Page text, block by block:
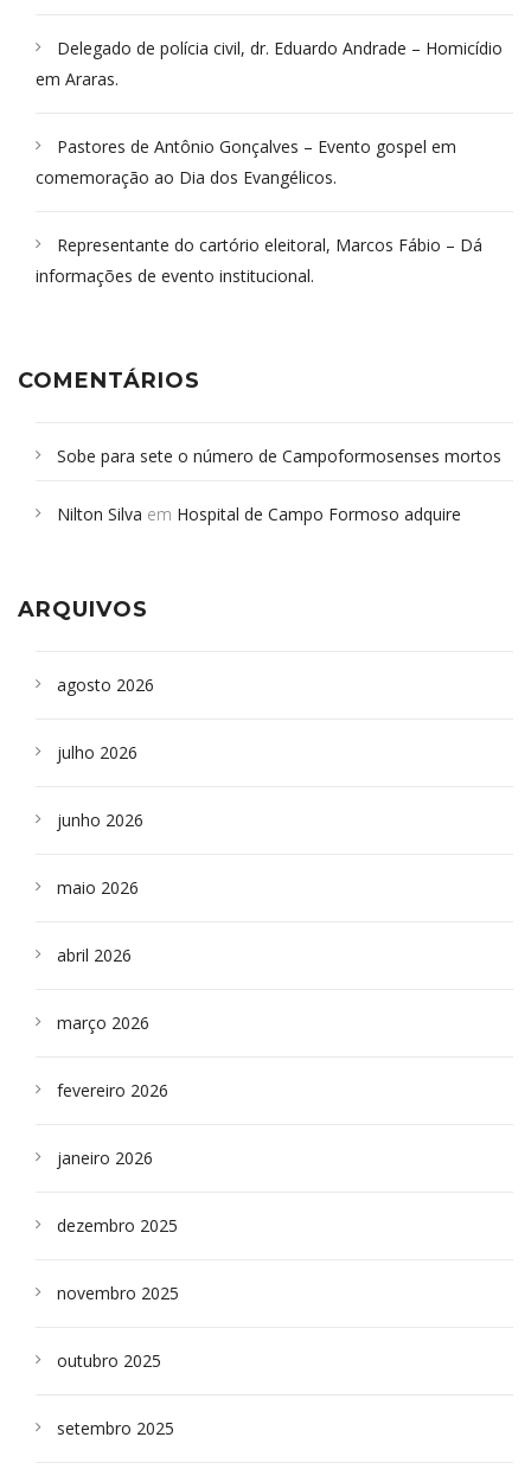
Delegado de polícia civil, dr. Eduardo Andrade – Homicídio
em Araras.
Pastores de Antônio Gonçalves – Evento gospel em
comemoração ao Dia dos Evangélicos.
Representante do cartório eleitoral, Marcos Fábio – Dá
informações de evento institucional.
COMENTÁRIOS
Sobe para sete o número de Campoformosenses mortos
Campoformosenses que morreram em desabamentos são
Nilton Silva em Hospital de Campo Formoso adquire
ARQUIVOS
agosto 2026
julho 2026
junho 2026
maio 2026
abril 2026
março 2026
fevereiro 2026
janeiro 2026
dezembro 2025
novembro 2025
outubro 2025
setembro 2025